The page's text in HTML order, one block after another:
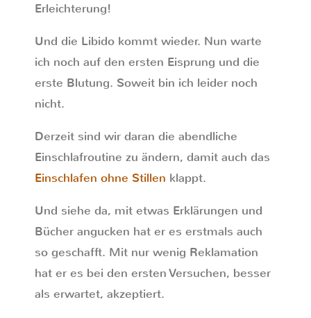
Erleichterung!
Und die Libido kommt wieder. Nun warte
ich noch auf den ersten Eisprung und die
erste Blutung. Soweit bin ich leider noch
nicht.
Derzeit sind wir daran die abendliche
Einschlafroutine zu ändern, damit auch das
Einschlafen ohne Stillen klappt.
Und siehe da, mit etwas Erklärungen und
Bücher angucken hat er es erstmals auch
so geschafft. Mit nur wenig Reklamation
hat er es bei den ersten Versuchen, besser
als erwartet, akzeptiert.